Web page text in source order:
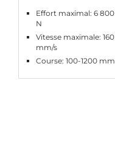
Effort maximal: 6 800
N
Vitesse maximale: 160
mm/s
Course: 100-1200 mm